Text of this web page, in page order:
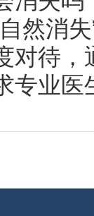
然消
对待
专业